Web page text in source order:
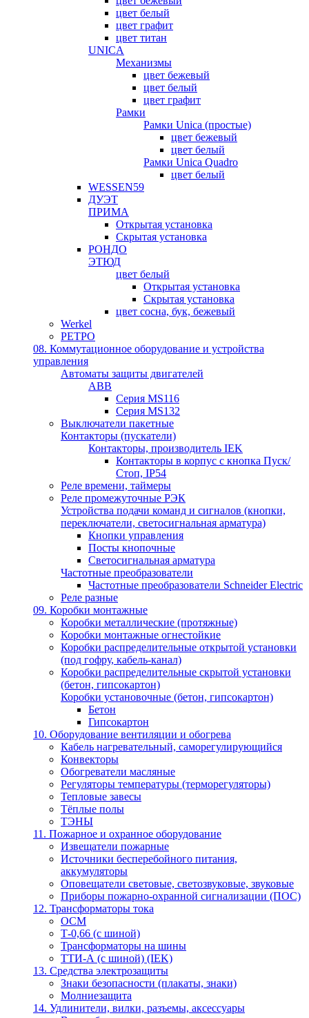
цвет белый
цвет графит
цвет титан
UNICA
Механизмы
цвет бежевый
цвет белый
цвет графит
Рамки
Рамки Unica (простые)
цвет бежевый
цвет белый
Рамки Unica Quadro
цвет белый
WESSEN59
ДУЭТ
ПРИМА
Открытая установка
Скрытая установка
РОНДО
ЭТЮД
цвет белый
Открытая установка
Скрытая установка
цвет сосна, бук, бежевый
Werkel
РЕТРО
08. Коммутационное оборудование и устройства
управления
Автоматы защиты двигателей
ABB
Серия MS116
Серия MS132
Выключатели пакетные
Контакторы (пускатели)
Контакторы, производитель IEK
Контакторы в корпус с кнопка Пуск/
Стоп, IP54
Реле времени, таймеры
Реле промежуточные РЭК
Устройства подачи команд и сигналов (кнопки,
переключатели, светосигнальная арматура)
Кнопки управления
Посты кнопочные
Светосигнальная арматура
Частотные преобразователи
Частотные преобразователи Schneider Electric
Реле разные
09. Коробки монтажные
Коробки металлические (протяжные)
Коробки монтажные огнестойкие
Коробки распределительные открытой установки
(под гофру, кабель-канал)
Коробки распределительные скрытой установки
(бетон, гипсокартон)
Коробки установочные (бетон, гипсокартон)
Бетон
Гипсокартон
10. Оборудование вентиляции и обогрева
Кабель нагревательный, саморегулирующийся
Конвекторы
Обогреватели масляные
Регуляторы температуры (терморегуляторы)
Тепловые завесы
Тёплые полы
ТЭНЫ
11. Пожарное и охранное оборудование
Извещатели пожарные
Источники бесперебойного питания,
аккумуляторы
Оповещатели световые, светозвуковые, звуковые
Приборы пожарно-охранной сигнализации (ПОС)
12. Трансформаторы тока
ОСМ
Т-0,66 (с шиной)
Трансформаторы на шины
ТТИ-А (с шиной) (IEK)
13. Средства электрозащиты
Знаки безопасности (плакаты, знаки)
Молниезащита
14. Удлинители, вилки, разъемы, аксессуары